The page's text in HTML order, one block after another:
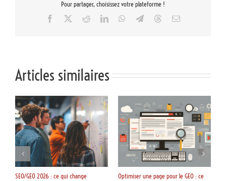
Pour partager, choisissez votre plateforme !
Facebook
RedditLinkedInWhatsApp
TelegramThreadsEmail
Articles similaires
le GEO : ce
Une agence web et vos mentions
GEO : le plan d’action que